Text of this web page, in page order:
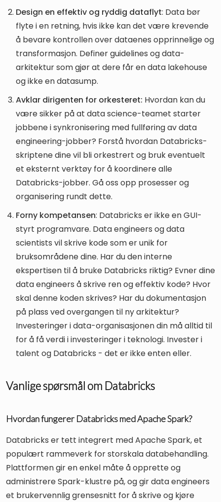
Design en effektiv og ryddig dataflyt: Data bør
flyte i en retning, hvis ikke kan det være krevende
å bevare kontrollen over dataenes opprinnelige og
transformasjon. Definer guidelines og data-
arkitektur som gjør at dere får en data lakehouse
og ikke en datasump.
Avklar dirigenten for orkesteret: Hvordan kan du
være sikker på at data science-teamet starter
jobbene i synkronisering med fullføring av data
engineering-jobber? Forstå hvordan Databricks-
skriptene dine vil bli orkestrert og bruk eventuelt
et eksternt verktøy for å koordinere alle
Databricks-jobber. Gå oss opp prosesser og
organisering rundt dette.
Forny kompetansen: Databricks er ikke en GUI-
styrt programvare. Data engineers og data
scientists vil skrive kode som er unik for
bruksområdene dine. Har du den interne
ekspertisen til å bruke Databricks riktig? Evner dine
data engineers å skrive ren og effektiv kode? Hvor
skal denne koden skrives? Har du dokumentasjon
på plass ved overgangen til ny arkitektur?
Investeringer i data-organisasjonen din må alltid til
for å få verdi i investeringer i teknologi. Invester i
talent og Databricks - det er ikke enten eller.
Vanlige spørsmål om Databricks
Hvordan fungerer Databricks med Apache Spark?
Databricks er tett integrert med Apache Spark, et
populært rammeverk for storskala databehandling.
Plattformen gir en enkel måte å opprette og
administrere Spark-klustre på, og gir data engineers
et brukervennlig grensesnitt for å skrive og kjøre